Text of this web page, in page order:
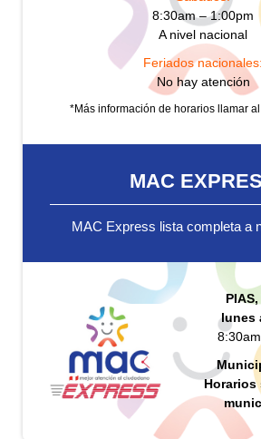
8:30am – 1:00pm
A nivel nacional
Feriados nacionales:
No hay atención
*Más información de horarios llamar
MAC
MAC Express lista completa a
lunes
Horarios